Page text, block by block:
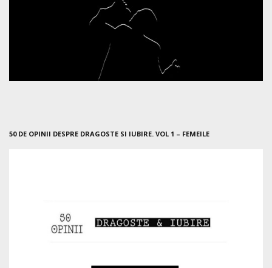
50 DE OPINII DESPRE DRAGOSTE SI IUBIRE. VOL 1 – FEMEILE